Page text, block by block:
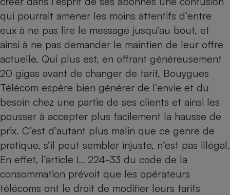
qui pourrait amener les moins attentifs d’entre
eux à ne pas lire le message jusqu’au bout, et
ainsi à ne pas demander le maintien de leur offre
actuelle. Qui plus est, en offrant généreusement
20 gigas avant de changer de tarif, Bouygues
Télécom espère bien générer de l’envie et du
besoin chez une partie de ses clients et ainsi les
pousser à accepter plus facilement la hausse de
prix. C’est d’autant plus malin que ce genre de
pratique, s’il peut sembler injuste, n’est pas illégal.
En effet, l’article L. 224-33 du code de la
consommation prévoit que les opérateurs
télécoms ont le droit de modifier leurs tarifs